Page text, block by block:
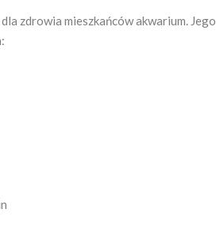
zdrowia mieszkańców akwarium. Jego